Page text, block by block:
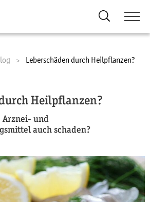
Current:
Leberschäden durch Heilpflanzen?
Heilpflanzen?
und
auch schaden?